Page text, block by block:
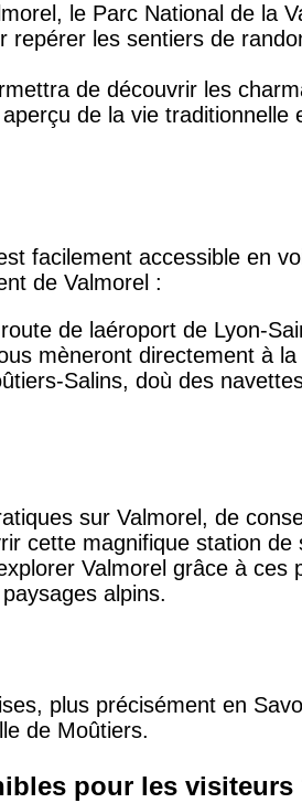
le Parc National de la
les sentiers de
de découvrir les
de la vie traditionnelle
facilement accessible en
de Valmorel :
de laéroport de Lyon-
mèneront directement à la
Salins, doù des
sur Valmorel, de
cette magnifique station
Valmorel grâce à ces
alpins.
plus précisément en
de Moûtiers.
pour les visiteurs